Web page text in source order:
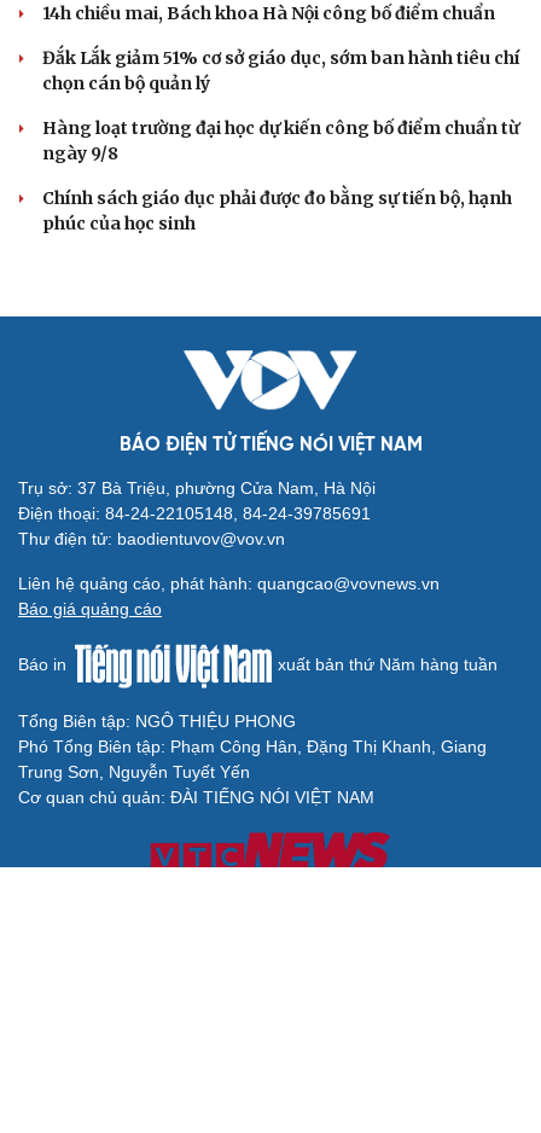
14h chiều mai, Bách khoa Hà Nội công bố điểm chuẩn
Đắk Lắk giảm 51% cơ sở giáo dục, sớm ban hành tiêu chí
chọn cán bộ quản lý
Hàng loạt trường đại học dự kiến công bố điểm chuẩn từ
ngày 9/8
Chính sách giáo dục phải được đo bằng sự tiến bộ, hạnh
phúc của học sinh
BÁO ĐIỆN TỬ TIẾNG NÓI VIỆT NAM
Trụ sở: 37 Bà Triệu, phường Cửa Nam, Hà Nội
Điện thoại: 84-24-22105148, 84-24-39785691
Thư điện tử: baodientuvov@vov.vn
Liên hệ quảng cáo, phát hành: quangcao@vovnews.vn
Báo giá quảng cáo
Báo in xuất bản thứ Năm hàng tuần
Tổng Biên tập: NGÔ THIỆU PHONG
Phó Tổng Biên tập: Phạm Công Hân, Đặng Thị Khanh, Giang
Trung Sơn, Nguyễn Tuyết Yến
Cơ quan chủ quản: ĐÀI TIẾNG NÓI VIỆT NAM